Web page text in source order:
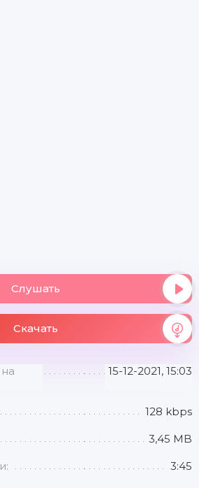
Слушать
Скачать
15-12-2021, 15:03
128 kbps
3,45 MB
3:45